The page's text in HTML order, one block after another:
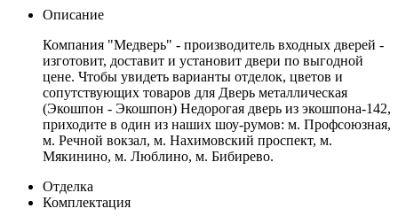
Описание
Компания "Медверь" - производитель входных дверей -
изготовит, доставит и установит двери по выгодной
цене. Чтобы увидеть варианты отделок, цветов и
сопутствующих товаров для Дверь металлическая
(Экошпон - Экошпон) Недорогая дверь из экошпона-142,
приходите в один из наших шоу-румов: м. Профсоюзная,
м. Речной вокзал, м. Нахимовский проспект, м.
Мякинино, м. Люблино, м. Бибирево.
Отделка
Комплектация